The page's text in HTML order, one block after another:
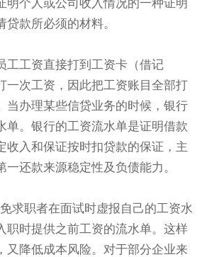
明个人或公司收入情况的一种证明
款所必须的材料。
工工资直接打到工资卡（借记
一次工资，因此把工资账目全部打
当办理某些信贷业务的时候，银行
单。银行的工资流水单是证明借款
收入和保证按时扣贷款的保证，主
一还款来源稳定性及负债能力。
求职者在面试时虚报自己的工资水
职时提供之前工资的流水单。这样
又降低成本风险。对于部分企业来